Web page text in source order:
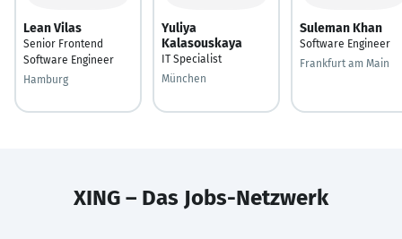
Lean Vilas
Senior Frontend
Software Engineer
Hamburg
Yuliya
Kalasouskaya
IT Specialist
München
Suleman Khan
Software Engineer
Frankfurt am Main
XING – Das Jobs-Netzwerk